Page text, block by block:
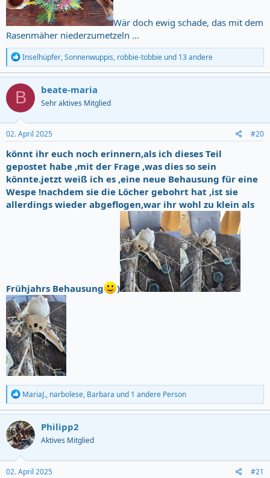
Wär doch ewig schade, das mit dem
Rasenmäher niederzumetzeln ...
R
e
a
c
t
i
o
n
s
:
Inselhüpfer,Sonnenwuppis, robbie-tobbie und 13 andere
B beate-maria
Sehr aktives Mitglied
02. April 2025 #20
könnt ihr euch noch erinnern,als ich dieses Teil
gepostet habe ,mit der Frage ,was dies so sein
könnte.jetzt weiß ich es ,eine neue Behausung für eine
Wespe !nachdem sie die Löcher gebohrt hat ,ist sie
allerdings wieder abgeflogen,war ihr wohl zu klein als
Frühjahrs Behausung )
R
e
a
c
t
i
o
n
s
MariaJ., narbolese, Barbara und 1 andere Person
Philipp2
Aktives Mitglied
02. April 2025 #21